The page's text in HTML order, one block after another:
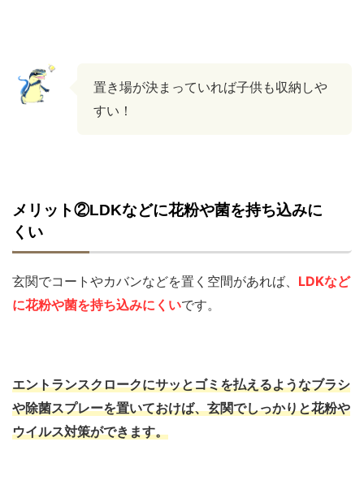
置き場が決まっていれば子供も収納しや
すい！
メリット②LDKなどに花粉や菌を持ち込みに
くい
玄関でコートやカバンなどを置く空間があれば、 LDKなど
に花粉や菌を持ち込みにくいです。
エントランスクロークにサッとゴミを払えるようなブラシ
や除菌スプレーを置いておけば、玄関でしっかりと花粉や
ウイルス対策ができます。